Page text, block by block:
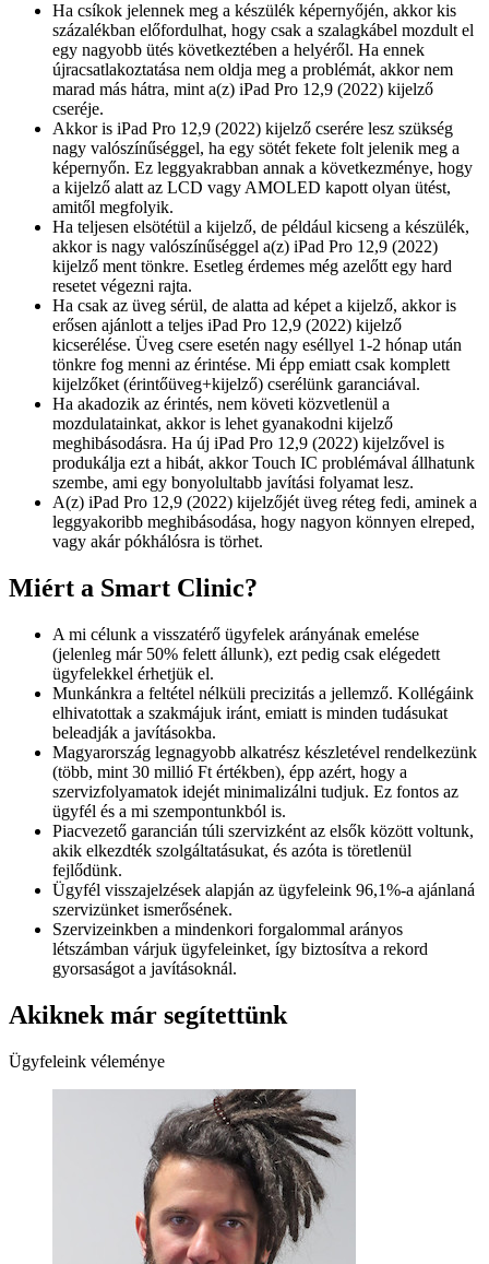
Ha csíkok jelennek meg a készülék képernyőjén, akkor kis
százalékban előfordulhat, hogy csak a szalagkábel mozdult el
egy nagyobb ütés következtében a helyéről. Ha ennek
újracsatlakoztatása nem oldja meg a problémát, akkor nem
marad más hátra, mint a(z) iPad Pro 12,9 (2022) kijelző
cseréje.
Akkor is iPad Pro 12,9 (2022) kijelző cserére lesz szükség
nagy valószínűséggel, ha egy sötét fekete folt jelenik meg a
képernyőn. Ez leggyakrabban annak a következménye, hogy
a kijelző alatt az LCD vagy AMOLED kapott olyan ütést,
amitől megfolyik.
Ha teljesen elsötétül a kijelző, de például kicseng a készülék,
akkor is nagy valószínűséggel a(z) iPad Pro 12,9 (2022)
kijelző ment tönkre. Esetleg érdemes még azelőtt egy hard
resetet végezni rajta.
Ha csak az üveg sérül, de alatta ad képet a kijelző, akkor is
erősen ajánlott a teljes iPad Pro 12,9 (2022) kijelző
kicserélése. Üveg csere esetén nagy eséllyel 1-2 hónap után
tönkre fog menni az érintése. Mi épp emiatt csak komplett
kijelzőket (érintőüveg+kijelző) cserélünk garanciával.
Ha akadozik az érintés, nem követi közvetlenül a
mozdulatainkat, akkor is lehet gyanakodni kijelző
meghibásodásra. Ha új iPad Pro 12,9 (2022) kijelzővel is
produkálja ezt a hibát, akkor Touch IC problémával állhatunk
szembe, ami egy bonyolultabb javítási folyamat lesz.
A(z) iPad Pro 12,9 (2022) kijelzőjét üveg réteg fedi, aminek a
leggyakoribb meghibásodása, hogy nagyon könnyen elreped,
vagy akár pókhálósra is törhet.
Miért a Smart Clinic?
A mi célunk a visszatérő ügyfelek arányának emelése
(jelenleg már 50% felett állunk), ezt pedig csak elégedett
ügyfelekkel érhetjük el.
Munkánkra a feltétel nélküli precizitás a jellemző. Kollégáink
elhivatottak a szakmájuk iránt, emiatt is minden tudásukat
beleadják a javításokba.
Magyarország legnagyobb alkatrész készletével rendelkezünk
(több, mint 30 millió Ft értékben), épp azért, hogy a
szervizfolyamatok idejét minimalizálni tudjuk. Ez fontos az
ügyfél és a mi szempontunkból is.
Piacvezető garancián túli szervizként az elsők között voltunk,
akik elkezdték szolgáltatásukat, és azóta is töretlenül
fejlődünk.
Ügyfél visszajelzések alapján az ügyfeleink 96,1%-a ajánlaná
szervizünket ismerősének.
Szervizeinkben a mindenkori forgalommal arányos
létszámban várjuk ügyfeleinket, így biztosítva a rekord
gyorsaságot a javításoknál.
Akiknek már segítettünk
Ügyfeleink véleménye